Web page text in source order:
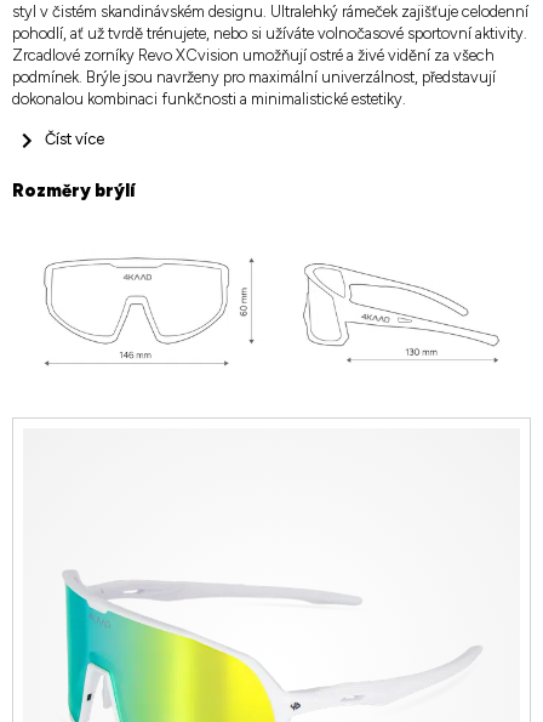
styl v čistém skandinávském designu. Ultralehký rámeček zajišťuje celodenní
pohodlí, ať už tvrdě trénujete, nebo si užíváte volnočasové sportovní aktivity.
Zrcadlové zorníky Revo XCvision umožňují ostré a živé vidění za všech
podmínek. Brýle jsou navrženy pro maximální univerzálnost, představují
dokonalou kombinaci funkčnosti a minimalistické estetiky.
Číst více
Rozměry brýlí